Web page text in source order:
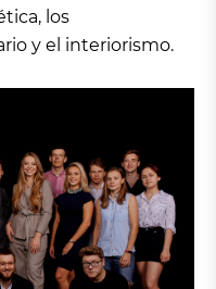
los
y el interiorismo.